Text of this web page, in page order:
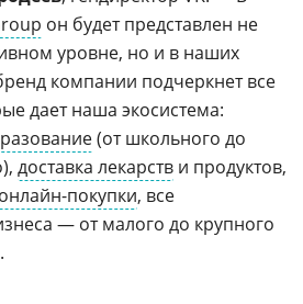
он будет представлен не
уровне, но и в наших
компании подчеркнет все
дает наша экосистема:
(от школьного до
доставка лекарств и продуктов,
онлайн-покупки, все
— от малого до крупного